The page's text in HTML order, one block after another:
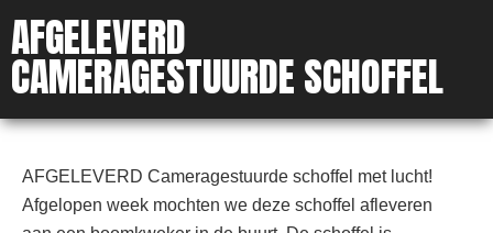
AFGELEVERD
CAMERAGESTUURDE SCHOFFEL
AFGELEVERD Cameragestuurde schoffel met lucht!
Afgelopen week mochten we deze schoffel afleveren